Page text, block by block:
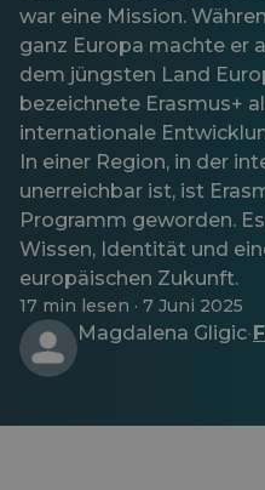
war eine Mission.
ganz Europa machte er
dem jüngsten Land
bezeichnete Erasmus+
internationale
In einer Region, in der
unerreichbar ist, ist
Programm geworden.
Wissen, Identität und
europäischen Zukunft.
17 min lesen · 7 Juni 2025
Magdalena Gligic·